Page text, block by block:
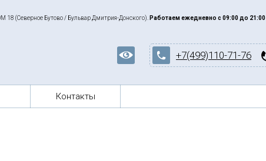
(Северное Бутово / Бульвар Дмитрия-Донского). Работаем ежедневно с 09:00 до 21:00
+7(499)110-71-76
Контакты